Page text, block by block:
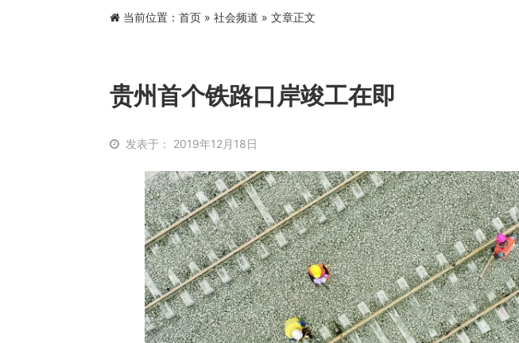
当前位置： 首页 » 社会频道 » 文章正文
贵州首个铁路口岸竣工在即
发表于： 2019年12月18日